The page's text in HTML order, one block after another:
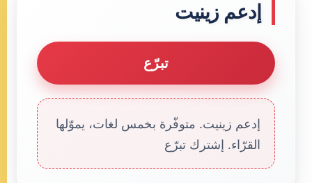
إدعم زينيت
تبرّع
إدعم زينيت. متوفّرة بخمس لغات، يموّلها
القرّاء. إشترك تبرّع